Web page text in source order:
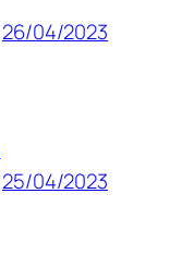
26/04/2023
25/04/2023